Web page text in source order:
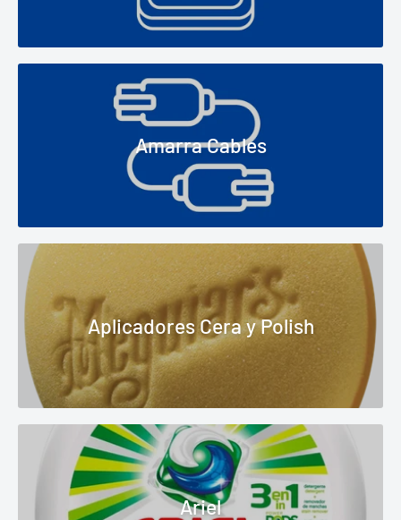
Amarra Cables
Aplicadores Cera y Polish
Ariel